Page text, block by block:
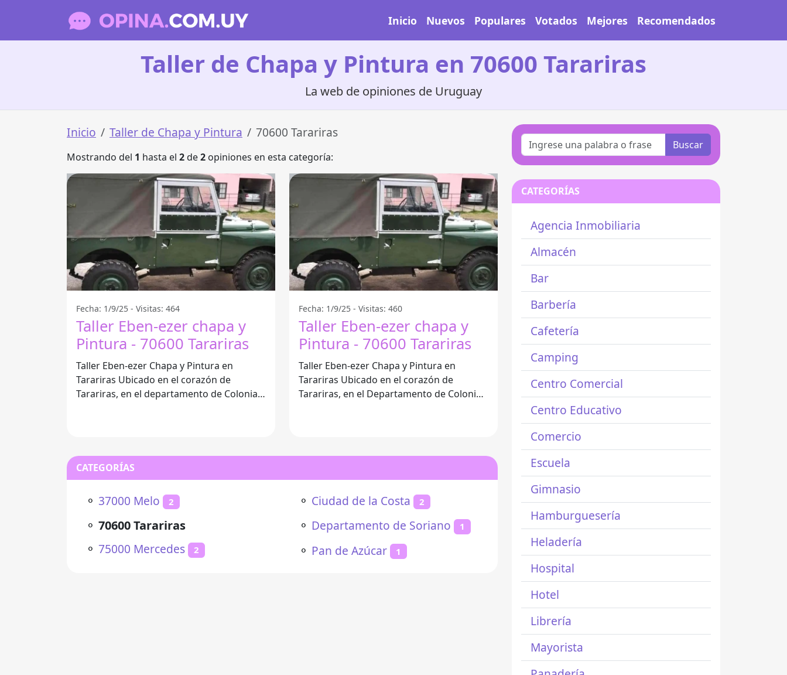
Inicio Nuevos Populares Votados Mejores Recomendados
Taller de Chapa y Pintura en 70600 Tarariras
La web de opiniones de Uruguay
Inicio Taller de Chapa y Pintura 70600 Tarariras
Mostrando del 1 hasta el 2de2 opiniones en esta categoría:
Fecha: 1/9/25 - Visitas: 464
Taller Eben-ezer chapa y
Pintura - 70600 Tarariras
Taller Eben-ezer Chapa y Pintura en
Tarariras Ubicado en el corazón de
Tarariras, en el departamento de Colonia,
Fecha: 1/9/25 - Visitas: 460
Taller Eben-ezer chapa y
Pintura - 70600 Tarariras
Taller Eben-ezer Chapa y Pintura en
Tarariras Ubicado en el corazón de
Tarariras, en el Departamento de Colonia,
CATEGORÍAS
⚬ 37000 Melo 2
⚬ 70600 Tarariras
⚬ 75000 Mercedes 2
⚬ Ciudad de la Costa 2
⚬ Departamento de Soriano 1
⚬ Pan de Azúcar 1
Buscar
CATEGORÍAS
Agencia Inmobiliaria
Almacén
Bar
Barbería
Cafetería
Camping
Centro Comercial
Centro Educativo
Comercio
Escuela
Gimnasio
Hamburguesería
Heladería
Hospital
Hotel
Librería
Mayorista